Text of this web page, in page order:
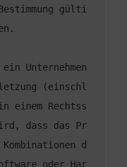
gülti
Unternehmen
(einschl
einem Rechtss
dass das Pr
Kombinationen d
oder Har